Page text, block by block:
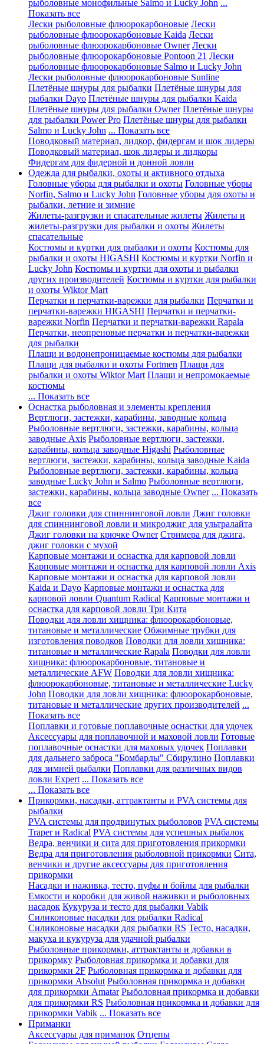
рыболовные монофильные Salmo и Lucky John ...
Показать все
Лески рыболовные флюорокарбоновые Лески
рыболовные флюорокарбоновые Kaida Лески
рыболовные флюорокарбоновые Owner Лески
рыболовные флюорокарбоновые Pontoon 21 Лески
рыболовные флюорокарбоновые Salmo и Lucky John
Лески рыболовные флюорокарбоновые Sunline
Плетёные шнуры для рыбалки Плетёные шнуры для
рыбалки Dayo Плетёные шнуры для рыбалки Kaida
Плетёные шнуры для рыбалки Owner Плетёные шнуры
для рыбалки Power Pro Плетёные шнуры для рыбалки
Salmo и Lucky John ... Показать все
Поводковый материал, лидкор, фидергам и шок лидеры
Поводковый материал, шок лидеры и лидкоры
Фидергам для фидерной и донной ловли
Одежда для рыбалки, охоты и активного отдыха
Головные уборы для рыбалки и охоты Головные уборы
Norfin, Salmo и Lucky John Головные уборы для охоты и
рыбалки, летние и зимние
Жилеты-разгрузки и спасательные жилеты Жилеты и
жилеты-разгрузки для рыбалки и охоты Жилеты
спасательные
Костюмы и куртки для рыбалки и охоты Костюмы для
рыбалки и охоты HIGASHI Костюмы и куртки Norfin и
Lucky John Костюмы и куртки для охоты и рыбалки
других производителей Костюмы и куртки для рыбалки
и охоты Wiktor Mart
Перчатки и перчатки-варежки для рыбалки Перчатки и
перчатки-варежки HIGASHI Перчатки и перчатки-
варежки Norfin Перчатки и перчатки-варежки Rapala
Перчатки, неопреновые перчатки и перчатки-варежки
для рыбалки
Плащи и водонепроницаемые костюмы для рыбалки
Плащи для рыбалки и охоты Fortmen Плащи для
рыбалки и охоты Wiktor Mart Плащи и непромокаемые
костюмы
... Показать все
Оснастка рыболовная и элементы крепления
Вертлюги, застежки, карабины, заводные кольца
Рыболовные вертлюги, застежки, карабины, кольца
заводные Axis Рыболовные вертлюги, застежки,
карабины, кольца заводные Higashi Рыболовные
вертлюги, застежки, карабины, кольца заводные Kaida
Рыболовные вертлюги, застежки, карабины, кольца
заводные Lucky John и Salmo Рыболовные вертлюги,
застежки, карабины, кольца заводные Owner ... Показать
все
Джиг головки для спиннинговой ловли Джиг головки
для спиннинговой ловли и микроджиг для ультралайта
Джиг головки на крючке Owner Стримера для джига,
джиг головки с мухой
Карповые монтажи и оснастка для карповой ловли
Карповые монтажи и оснастка для карповой ловли Axis
Карповые монтажи и оснастка для карповой ловли
Kaida и Dayo Карповые монтажи и оснастка для
карповой ловли Quantum Radical Карповые монтажи и
оснастка для карповой ловли Три Кита
Поводки для ловли хищника: флюорокарбоновые,
титановые и металлические Обжимные трубки для
изготовления поводков Поводки для ловли хищника:
титановые и металлические Rapala Поводки для ловли
хищника: флюорокарбоновые, титановые и
металлические AFW Поводки для ловли хищника:
флюорокарбоновые, титановые и металлические Lucky
John Поводки для ловли хищника: флюорокарбоновые,
титановые и металлические других производителей ...
Показать все
Поплавки и готовые поплавочные оснастки для удочек
Аксессуары для поплавочной и маховой ловли Готовые
поплавочные оснастки для маховых удочек Поплавки
для дальнего заброса "Бомбарды" Сбирулино Поплавки
для зимней рыбалки Поплавки для различных видов
ловли Expert ... Показать все
... Показать все
Прикормки, насадки, аттрактанты и PVA системы для
рыбалки
PVA системы для продвинутых рыболовов PVA системы
Traper и Radical PVA системы для успешных рыбалок
Ведра, венчики и сита для приготовления прикормки
Ведра для приготовления рыболовной прикормки Сита,
венчики и другие аксессуары для приготовления
прикормки
Насадки и наживка, тесто, пуфы и бойлы для рыбалки
Емкости и коробки для живой наживки и рыболовных
насадок Кукуруза и тесто для рыбалки Vabik
Силиконовые насадки для рыбалки Radical
Силиконовые насадки для рыбалки RS Тесто, насадки,
макуха и кукуруза для удачной рыбалки
Рыболовные прикормки, аттрактанты и добавки в
прикормку Рыболовная прикормка и добавки для
прикормки 2F Рыболовная прикормка и добавки для
прикормки Absolut Рыболовная прикормка и добавки
для прикормки Amatar Рыболовная прикормка и добавки
для прикормки RS Рыболовная прикормка и добавки для
прикормки Vabik ... Показать все
Приманки
Аксессуары для приманок Отцепы